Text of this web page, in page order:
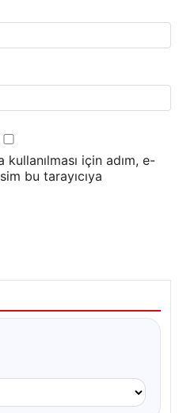
için adım, e-
bu tarayıcıya